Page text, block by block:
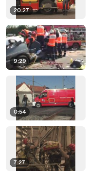
20:27
9:29
0:54
7:27